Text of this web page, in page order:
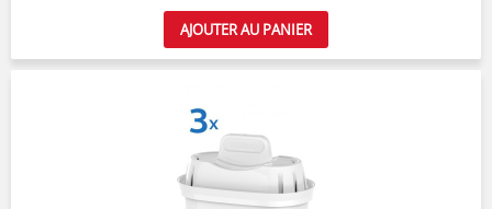
AJOUTER AU PANIER